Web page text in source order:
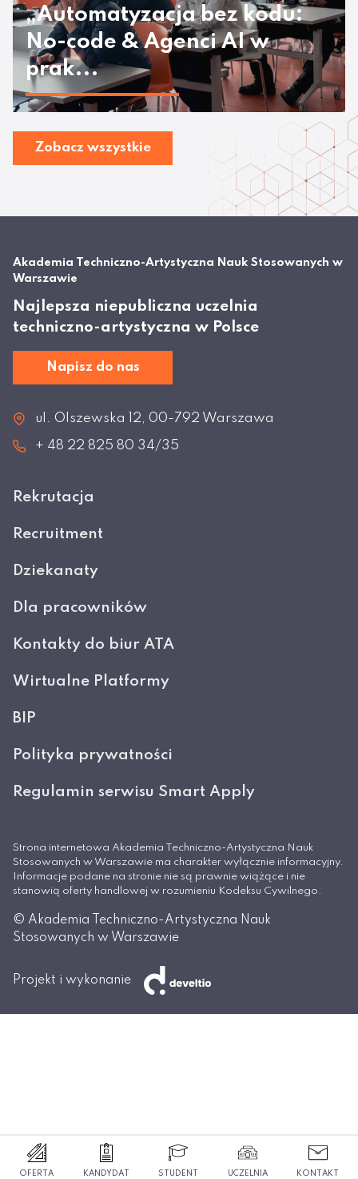
OFERTA KANDYDAT STUDENT UCZELNIA KONTAKT
„Automatyzacja bez kodu:
No-code & Agenci AI w
prak...
Zobacz wszystkie
Akademia Techniczno-Artystyczna Nauk Stosowanych w
Warszawie
Najlepsza niepubliczna uczelnia
techniczno-artystyczna w Polsce
Napisz do nas
ul. Olszewska 12, 00-792 Warszawa
+ 48 22 825 80 34/35
Rekrutacja
Recruitment
Dziekanaty
Dla pracowników
Kontakty do biur ATA
Wirtualne Platformy
BIP
Polityka prywatności
Regulamin serwisu Smart Apply
Strona internetowa Akademia Techniczno-Artystyczna Nauk
Stosowanych w Warszawie ma charakter wyłącznie informacyjny.
Informacje podane na stronie nie są prawnie wiążące i nie
stanowią oferty handlowej w rozumieniu Kodeksu Cywilnego.
© Akademia Techniczno-Artystyczna Nauk
Stosowanych w Warszawie
Projekt i wykonanie